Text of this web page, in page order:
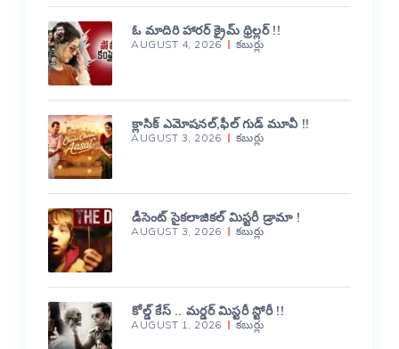
ఓ మాదిరి హారర్ క్రైమ్ థ్రిల్లర్ !!
AUGUST 4, 2026 కబుర్లు
క్లాసిక్ ఎమోషనల్,ఫీల్ గుడ్ మూవీ !!
AUGUST 3, 2026 కబుర్లు
డీసెంట్ సైకలాజికల్ మిస్టరీ డ్రామా !
AUGUST 3, 2026 కబుర్లు
కోల్డ్ కేస్ .. మర్డర్ మిస్టరీ స్టోరీ !!
AUGUST 1, 2026 కబుర్లు